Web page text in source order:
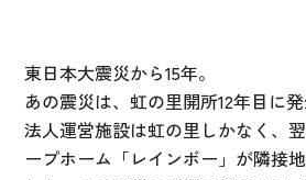
東日本大震災から15年。
あの震災は、虹の里開所12年目に
法人運営施設は虹の里しかなく、
ープホーム「レインボー」が隣接